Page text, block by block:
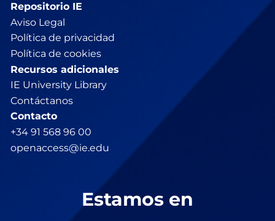
Repositorio IE
Aviso Legal
Política de privacidad
Política de cookies
Recursos adicionales
IE University Library
Contáctanos
Contacto
+34 91 568 96 00
openaccess@ie.edu
Estamos en